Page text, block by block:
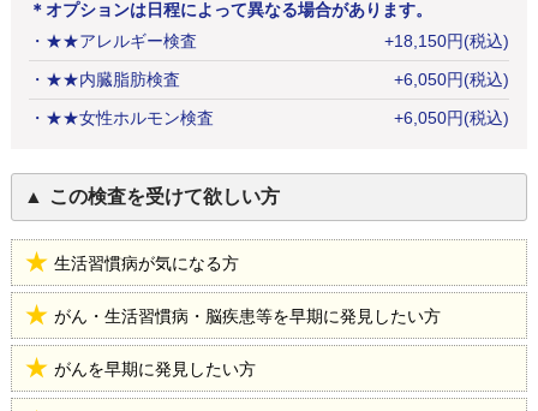
＊オプションは日程によって異なる場合があります。
・ ★★アレルギー検査 +18,150円(税込)
・ ★★内臓脂肪検査 +6,050円(税込)
・ ★★女性ホルモン検査 +6,050円(税込)
この検査を受けて欲しい方
生活習慣病が気になる方
がん・生活習慣病・脳疾患等を早期に発見したい方
がんを早期に発見したい方